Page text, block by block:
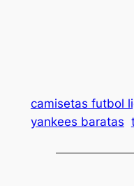
camisetas futbol
yankees baratas